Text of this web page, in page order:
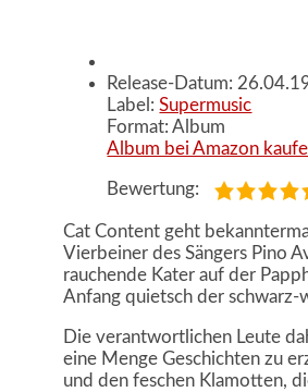
Release-Datum:
Label:Supermusic
Format: Album
Album bei Amazon
Bewertung:
Cat Content geht
Vierbeiner des Sängers Pino
rauchende Kater auf der
Anfang quietsch der schwarz-
Die verantwortlichen Leute
eine Menge Geschichten zu
und den feschen Klamotten,